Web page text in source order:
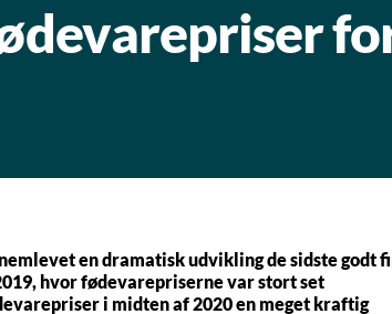
en dramatisk udvikling de sidste godt
hvor fødevarepriserne var stort set
i midten af 2020 en meget kraftig